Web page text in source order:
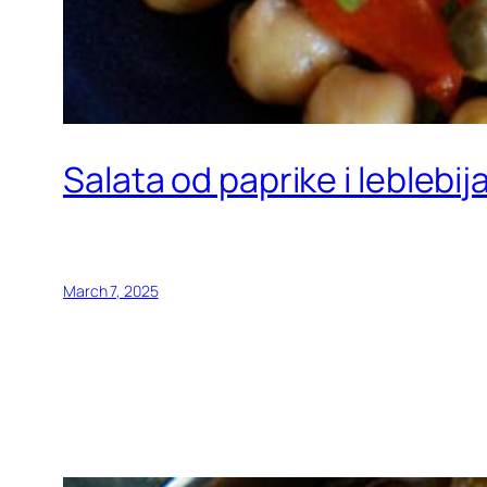
Salata od paprike i
March 7, 2025